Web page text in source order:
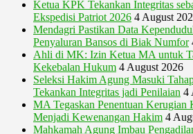
Ketua KPK Tekankan Integritas
Ekspedisi Patriot 2026 4 August
Mendagri Pastikan Data
Penyaluran Bansos di Biak Numfor
Ahli di MK: Izin Ketua MA untuk
Kekebalan Hukum 4 August 2026
Seleksi Hakim Agung Masuki
Tekankan Integritas jadi Penilaian 4
MA Tegaskan Penentuan Kerugian
Menjadi Kewenangan Hakim 4
Mahkamah Agung Imbau